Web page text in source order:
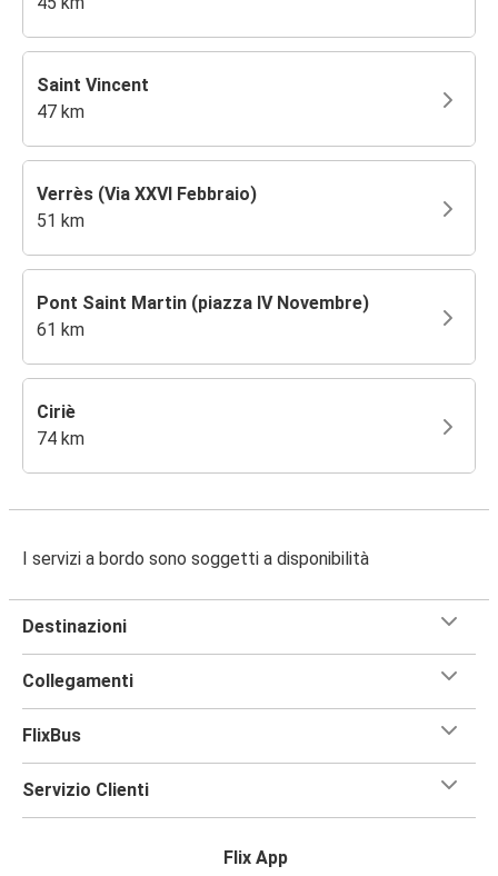
Saint Vincent
47 km
Verrès (Via XXVI Febbraio)
51 km
Pont Saint Martin (piazza IV Novembre)
61 km
Ciriè
74 km
I servizi a bordo sono soggetti a disponibilità
Destinazioni
Collegamenti
FlixBus
Servizio Clienti
Flix App